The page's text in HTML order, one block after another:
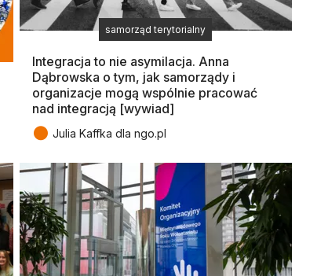
samorząd terytorialny
Integracja to nie asymilacja. Anna
Dąbrowska o tym, jak samorządy i
organizacje mogą wspólnie pracować
nad integracją [wywiad]
● Julia Kaffka dla ngo.pl